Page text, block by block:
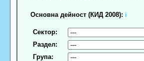
Основна дейност (КИД 2008): ℹ
Сектор:
Раздел:
Група: